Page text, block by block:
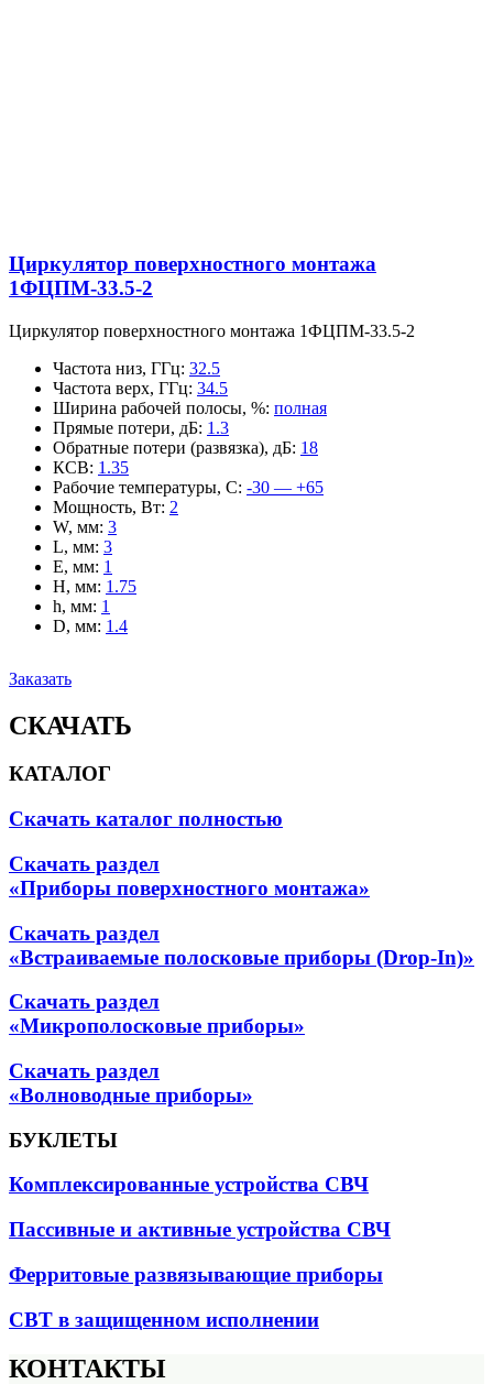
Циркулятор поверхностного монтажа
1ФЦПМ-33.5-2
Циркулятор поверхностного монтажа 1ФЦПМ-33.5-2
Частота низ, ГГц: 32.5
Частота верх, ГГц: 34.5
Ширина рабочей полосы, %: полная
Прямые потери, дБ: 1.3
Обратные потери (развязка), дБ: 18
КСВ: 1.35
Рабочие температуры, С: -30 — +65
Мощность, Вт: 2
W, мм: 3
L, мм: 3
E, мм: 1
H, мм: 1.75
h, мм: 1
D, мм: 1.4
Заказать
СКАЧАТЬ
КАТАЛОГ
Скачать каталог полностью
Скачать раздел
«Приборы поверхностного монтажа»
Скачать раздел
«Встраиваемые полосковые приборы (Drop-In)»
Скачать раздел
«Микрополосковые приборы»
Скачать раздел
«Волноводные приборы»
БУКЛЕТЫ
Комплексированные устройства СВЧ
Пассивные и активные устройства СВЧ
Ферритовые развязывающие приборы
СВТ в защищенном исполнении
КОНТАКТЫ